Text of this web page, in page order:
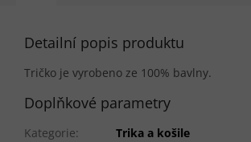
Detailní popis produktu
Tričko je vyrobeno ze 100% bavlny.
Doplňkové parametry
Kategorie:
Trika a košile